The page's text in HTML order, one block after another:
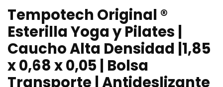
Tempotech Original ®
Esterilla Yoga y Pilates |
Caucho Alta Densidad |1,85
x 0,68 x 0,05 | Bolsa
Transporte | Antideslizante